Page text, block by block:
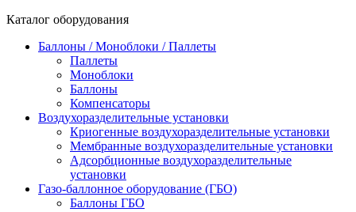
Каталог оборудования
Баллоны / Моноблоки / Паллеты
Паллеты
Моноблоки
Баллоны
Компенсаторы
Воздухоразделительные установки
Криогенные воздухоразделительные установки
Мембранные воздухоразделительные установки
Адсорбционные воздухоразделительные
установки
Газо-баллонное оборудование (ГБО)
Баллоны ГБО